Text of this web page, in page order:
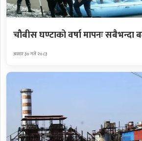
चौबीस घण्टाको वर्षा मापनः सबैभन्दा
असार ३० गते २०८३